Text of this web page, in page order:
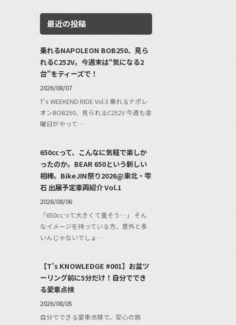
最近の投稿
乗れるNAPOLEON BOB250、見ら
れるC252V。今週末は“気になる2
台”をティーズで！
2026/08/07
T's WEEKEND RIDE Vol.3 乗れるナポレ
オンBOB250、見られるC252V 今週も金
曜日がやって…
650ccって、こんなに気軽で楽しか
ったのか。BEAR 650という新しい
相棒。BikeJIN祭り2026@東北・雫
石 出展予定車両紹介 Vol.1
2026/08/06
「650ccって大きくて重そう…」 そん
なイメージを持っている方、意外と多
いんじゃないでしょ…
【T’s KNOWLEDGE #001】お盆ツ
ーリング前に5分だけ！自分ででき
る愛車点検
2026/08/05
自分でできる愛車点検で、安心の旅